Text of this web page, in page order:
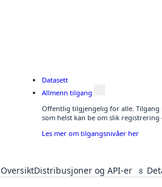
Datasett
Allmenn tilgang
Offentlig tilgjengelig for alle. Tilgang
som helst kan be om slik registrering
Les mer om tilgangsnivåer her
OversiktDistribusjoner og API-er 8